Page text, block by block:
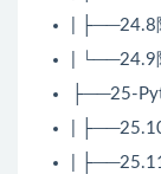
| ├──24.8
| └──24.9
├──25-
|
|